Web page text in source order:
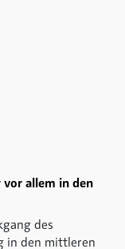
vor allem in den
des
in den mittleren